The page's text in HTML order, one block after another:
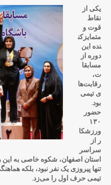
یکی از
نقاط
قوت و
متمایزکن
نده این
دوره از
مسابقا
ت،
رقابت‌ها
ی تیمی
بود.
حضور
۱۳۰
ورزشکا
ر از
سراسر
استان اصفهان، شکوه خاصی به این
تنها پیروزی یک نفر نبود، بلکه
تیمی حرف اول را می‌زد.